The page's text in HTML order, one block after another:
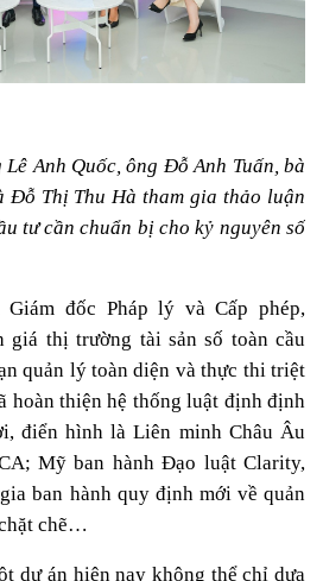
Anh Quốc, ông Đỗ Anh Tuấn, bà
Đỗ Thị Thu Hà tham gia thảo luận
tư cần chuẩn bị cho kỷ nguyên số
đốc Pháp lý và Cấp phép,
giá thị trường tài sản số toàn cầu
quản lý toàn diện và thực thi triệt
hoàn thiện hệ thống luật định định
điển hình là Liên minh Châu Âu
Mỹ ban hành Đạo luật Clarity,
ban hành quy định mới về quản
chẽ…
dự án hiện nay không thể chỉ dựa